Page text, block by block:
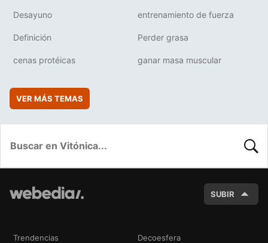
Desayuno entrenamiento de fuerza
Definición Perder grasa
cenas protéicas ganar masa muscular
VER MÁS TEMAS
SUBIR
Trendencias Decoesfera